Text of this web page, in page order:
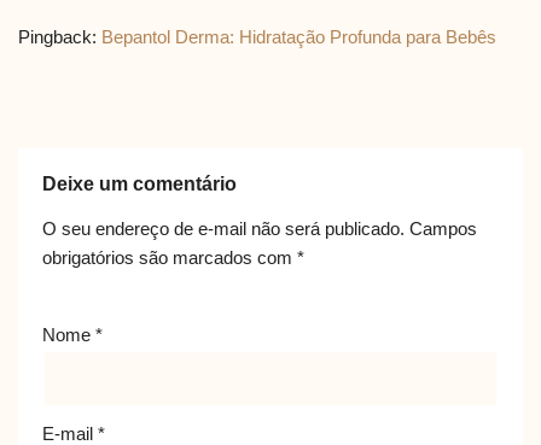
Pingback: Bepantol Derma: Hidratação Profunda para Bebês
Deixe um comentário
O seu endereço de e-mail não será publicado. Campos
obrigatórios são marcados com *
Nome *
E-mail *